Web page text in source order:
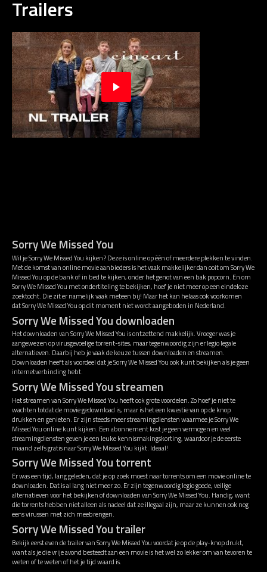
Trailers
Sorry We Missed You
Wil je Sorry We Missed You kijken? Deze is online op één of meerdere plekken te vinden.
Met de komst van online movie aanbieders is het vaak makkelijker dan ooit om Sorry We
Missed You op de bank of in bed te kijken, onder het genot van een bak popcorn. En om
Sorry We Missed You met ondertiteling te bekijken, hoef je niet meer op een eindeloze
zoektocht. Die zit er namelijk vaak meteen bij! Maar het kan helaas ook voorkomen
dat Sorry We Missed You op dit moment niet wordt aangeboden in Nederland.
Sorry We Missed You downloaden
Het downloaden van Sorry We Missed You is ontzettend makkelijk. Vroeger was je
aangewezen op virusgevoelige torrent-sites, maar tegenwoordig zijn er legio legale
alternatieven. Daarbij heb je vaak de keuze tussen downloaden en streamen.
Downloaden heeft als voordeel dat je Sorry We Missed You ook kunt bekijken als je geen
internetverbinding hebt.
Sorry We Missed You streamen
Het streamen van Sorry We Missed You heeft ook grote voordelen. Zo hoef je niet te
wachten totdat de movie gedownload is, maar is het een kwestie van op de knop
drukken en genieten. Er zijn steeds meer streamingdiensten waarmee je Sorry We
Missed You online kunt kijken. Een abonnement kost je geen vermogen en veel
streamingdiensten geven je een leuke kennismakingskorting, waardoor je de eerste
maand zelfs gratis naar Sorry We Missed You kijkt. Ideaal!
Sorry We Missed You torrent
Er was een tijd, lang geleden, dat je op zoek moest naar torrents om een movie online te
downloaden. Dat is al lang niet meer zo. Er zijn tegenwoordig legio goede, veilige
alternatieven voor het bekijken of downloaden van Sorry We Missed You. Handig, want
die torrents hebben niet alleen als nadeel dat ze illegaal zijn, maar ze kunnen ook nog
eens virussen met zich meebrengen.
Sorry We Missed You trailer
Bekijk eerst even de trailer van Sorry We Missed You voordat je op de play-knop drukt,
want als je die vrije avond besteedt aan een movie is het wel zo lekker om van tevoren te
weten of te weten of het je tijd waard is.